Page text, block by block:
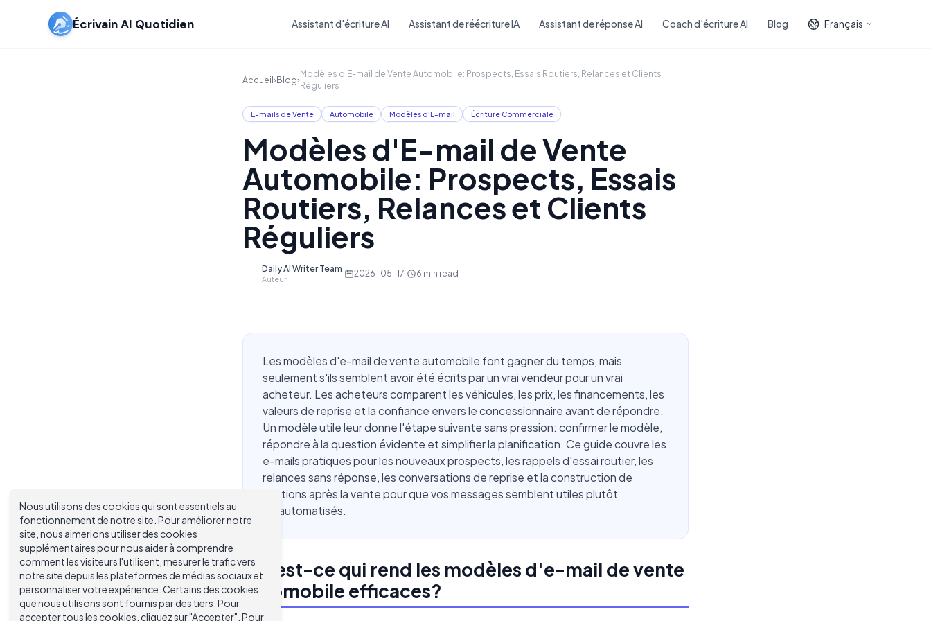
Écrivain AI Quotidien Assistant d'écriture AI Assistant de réécriture IA Assistant de réponse AI Coach d'écriture AI Blog Français
Accueil›Blog›
Modèles d'E-mail de Vente Automobile: Prospects, Essais Routiers, Relances et Clients
Réguliers
E-mails de Vente Automobile Modèles d'E-mail Écriture Commerciale
Modèles d'E-mail de Vente
Automobile: Prospects, Essais
Routiers, Relances et Clients
Réguliers
Daily AI Writer Team
Auteur
· 2026-05-17· 6 min read
Les modèles d'e-mail de vente automobile font gagner du temps, mais
seulement s'ils semblent avoir été écrits par un vrai vendeur pour un vrai
acheteur. Les acheteurs comparent les véhicules, les prix, les financements, les
valeurs de reprise et la confiance envers le concessionnaire avant de répondre.
Un modèle utile leur donne l'étape suivante sans pression: confirmer le modèle,
répondre à la question évidente et simplifier la planification. Ce guide couvre les
e-mails pratiques pour les nouveaux prospects, les rappels d'essai routier, les
relances sans réponse, les conversations de reprise et la construction de
relations après la vente pour que vos messages semblent utiles plutôt
qu'automatisés.
Qu'est-ce qui rend les modèles d'e-mail de vente
automobile efficaces?
Nous utilisons des cookies qui sont essentiels au
fonctionnement de notre site. Pour améliorer notre
site, nous aimerions utiliser des cookies
supplémentaires pour nous aider à comprendre
comment les visiteurs l'utilisent, mesurer le trafic vers
notre site depuis les plateformes de médias sociaux et
personnaliser votre expérience. Certains des cookies
que nous utilisons sont fournis par des tiers. Pour
accepter tous les cookies, cliquez sur "Accepter". Pour